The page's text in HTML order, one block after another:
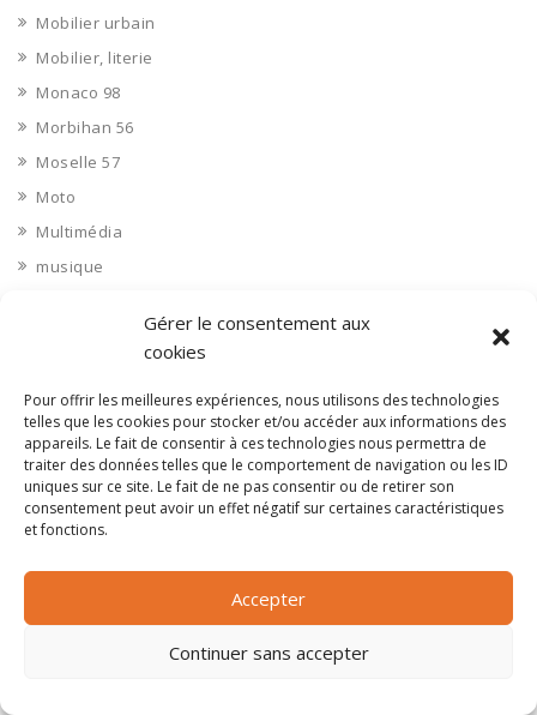
Gérer le consentement aux
cookies
Pour offrir les meilleures expériences, nous utilisons des technologies
telles que les cookies pour stocker et/ou accéder aux informations des
appareils. Le fait de consentir à ces technologies nous permettra de
traiter des données telles que le comportement de navigation ou les ID
uniques sur ce site. Le fait de ne pas consentir ou de retirer son
consentement peut avoir un effet négatif sur certaines caractéristiques
et fonctions.
Accepter
Continuer sans accepter
Mobilier urbain
Mobilier, literie
Monaco 98
Morbihan 56
Moselle 57
Moto
Multimédia
musique
Nettoyage industriel
Non classé
Nord 59
Nucléaire
Objets connectés
Opérateurs télécom